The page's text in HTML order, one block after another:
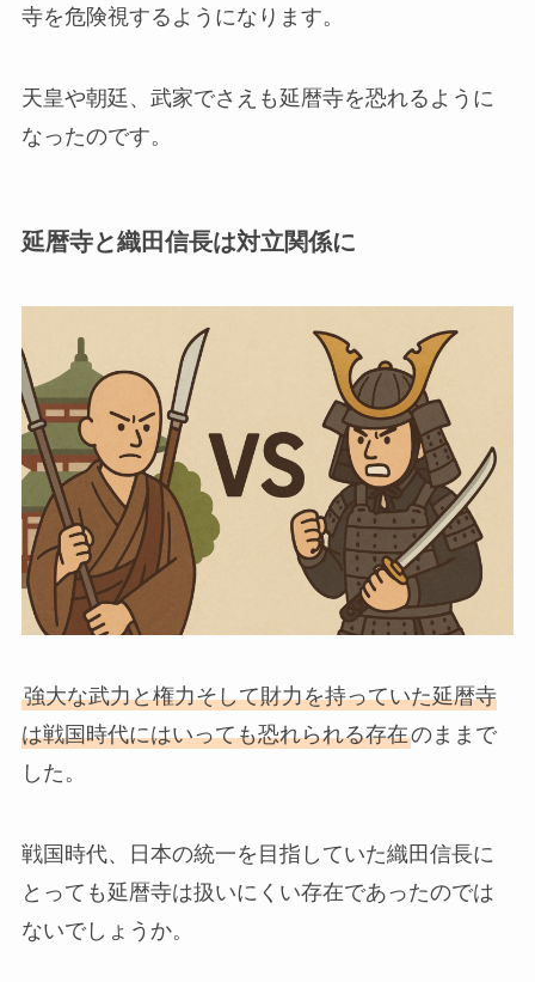
寺を危険視するようになります。
天皇や朝廷、武家でさえも延暦寺を恐れるように
なったのです。
延暦寺と織田信長は対立関係に
強大な武力と権力そして財力を持っていた延暦寺
は戦国時代にはいっても恐れられる存在のままで
した。
戦国時代、日本の統一を目指していた織田信長に
とっても延暦寺は扱いにくい存在であったのでは
ないでしょうか。